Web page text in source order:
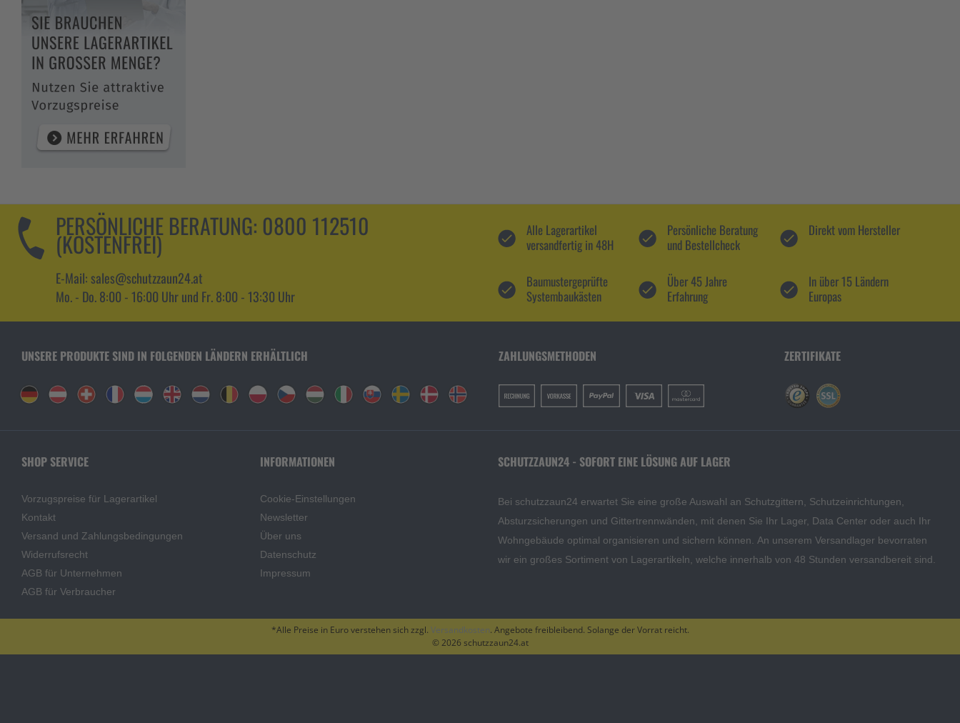
PERSÖNLICHE BERATUNG: 0800 112510
(KOSTENFREI)
E-Mail: sales@schutzzaun24.at
Mo. - Do. 8:00 - 16:00 Uhr und Fr. 8:00 - 13:30 Uhr
Alle Lagerartikel
versandfertig in 48H
Persönliche Beratung
und Bestellcheck
Direkt vom Hersteller
Baumustergeprüfte
Systembaukästen
Über 45 Jahre
Erfahrung
In über 15 Ländern
Europas
UNSERE PRODUKTE SIND IN FOLGENDEN LÄNDERN ERHÄLTLICH ZAHLUNGSMETHODEN ZERTIFIKATE
SHOP SERVICE
Vorzugspreise für Lagerartikel
Kontakt
Versand und Zahlungsbedingungen
Widerrufsrecht
AGB für Unternehmen
AGB für Verbraucher
INFORMATIONEN
Cookie-Einstellungen
Newsletter
Über uns
Datenschutz
Impressum
SCHUTZZAUN24 - SOFORT EINE LÖSUNG AUF LAGER
Bei schutzzaun24 erwartet Sie eine große Auswahl an Schutzgittern, Schutzeinrichtungen,
Absturzsicherungen und Gittertrennwänden, mit denen Sie Ihr Lager, Data Center oder auch Ihr
Wohngebäude optimal organisieren und sichern können. An unserem Versandlager bevorraten
wir ein großes Sortiment von Lagerartikeln, welche innerhalb von 48 Stunden versandbereit sind.
*Alle Preise in Euro verstehen sich zzgl. Versandkosten. Angebote freibleibend. Solange der Vorrat reicht.
© 2026 schutzzaun24.at